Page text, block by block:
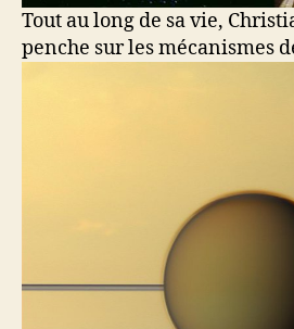
Tout au long de sa vie,
penche sur les mécanismes